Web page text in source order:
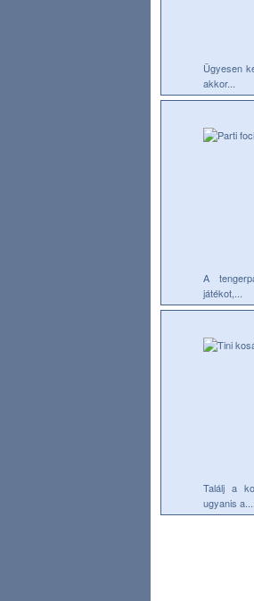
Ügyesen
akkor...
A
játékot,...
Találj a
ugyanis a...